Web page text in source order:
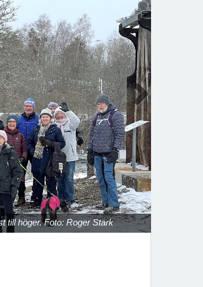
till höger. Foto: Roger Stark
Next